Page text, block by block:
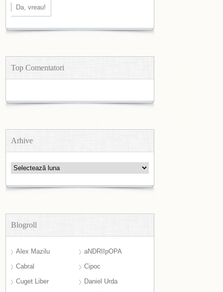
Top Comentatori
Arhive
Arhive
Blogroll
Alex Mazilu
aNDRIIpOPA
Cabral
Cipoc
Cuget Liber
Daniel Urda